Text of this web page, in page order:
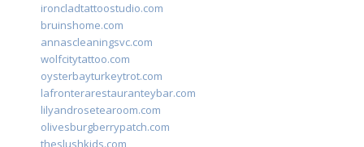
ironcladtattoostudio.com
bruinshome.com
annascleaningsvc.com
wolfcitytattoo.com
oysterbayturkeytrot.com
lafronterarestauranteybar.com
lilyandrosetearoom.com
olivesburgberrypatch.com
theslushkids.com